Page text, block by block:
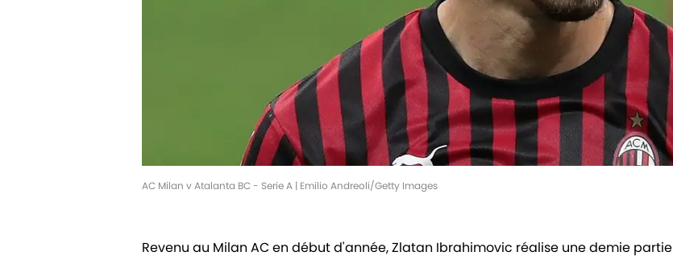
AC Milan v Atalanta BC - Serie A | Emilio Andreoli/Getty Images
Revenu au Milan AC en début d'année, Zlatan Ibrahimovic réalise une demie partie